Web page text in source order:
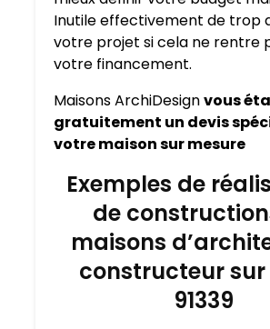
Inutile effectivement de trop
votre projet si cela ne rentre
votre financement.
Maisons ArchiDesignvous
gratuitement un devis
votre maison sur mesure
Exemples de
de
maisons
constructeur sur
91339